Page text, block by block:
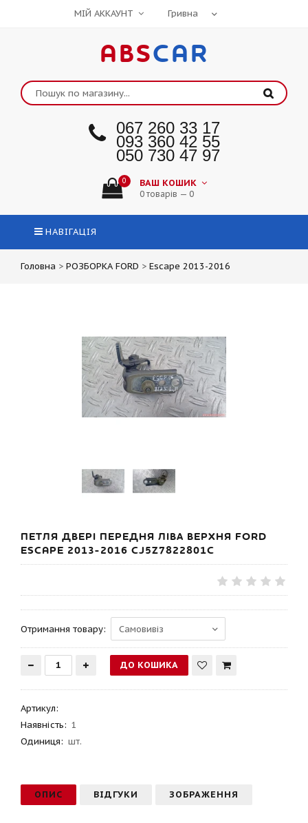
МІЙ АККАУНТ
ABSCAR
067 260 33 17
093 360 42 55
050 730 47 97
0 ВАШ КОШИК
0 товарів — 0
НАВІГАЦІЯ
Головна > РОЗБОРКА FORD > Escape 2013-2016
ПЕТЛЯ ДВЕРІ ПЕРЕДНЯ ЛІВА ВЕРХНЯ FORD
ESCAPE 2013-2016 CJ5Z7822801C
Отримання товару:
Артикул:
Наявність: 1
Одиниця: шт.
ОПИС ВІДГУКИ ЗОБРАЖЕННЯ